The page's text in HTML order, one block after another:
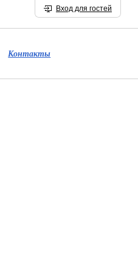
Вход для гостей
Контакты